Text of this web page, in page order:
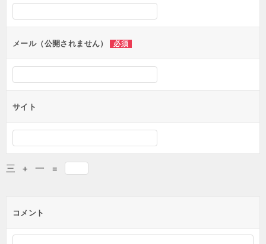
メール（公開されません） 必須
サイト
三 + 一 =
コメント